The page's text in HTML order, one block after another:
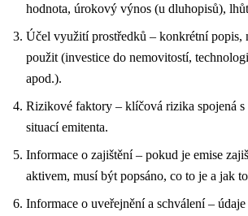
hodnota, úrokový výnos (u dluhopisů),
Účel využití prostředků – konkrétní popis,
použit (investice do nemovitostí,
apod.).
Rizikové faktory – klíčová rizika spojená s
situací emitenta.
Informace o zajištění – pokud je emise
aktivem, musí být popsáno, co to je a jak
Informace o uveřejnění a schválení –